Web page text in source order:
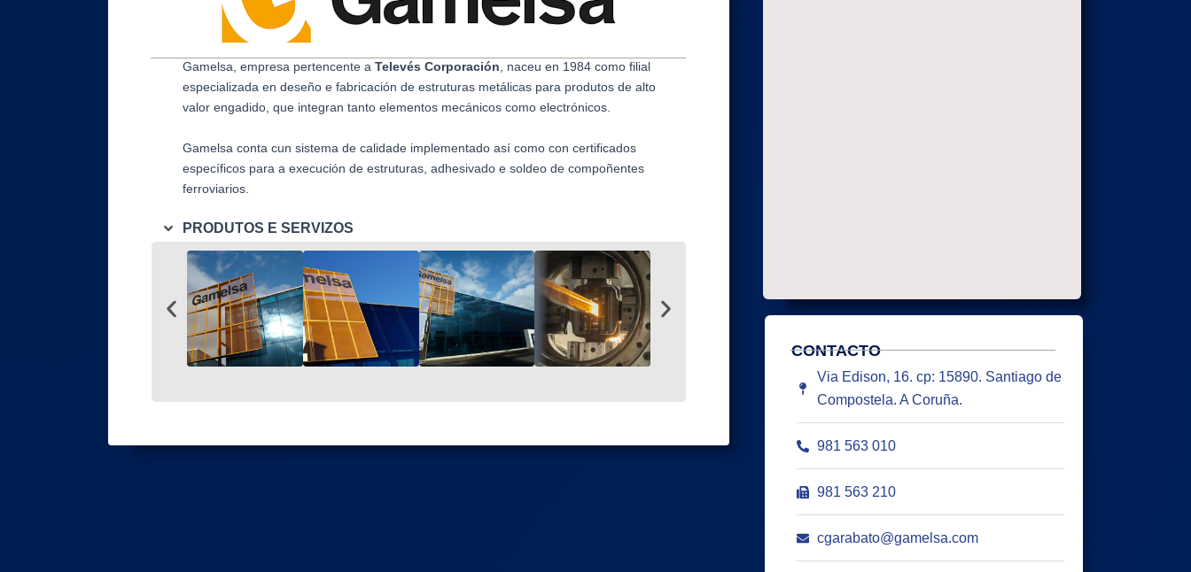
Gamelsa, empresa pertencente a Televés Corporación, naceu en 1984 como filial
especializada en deseño e fabricación de estruturas metálicas para produtos de alto
valor engadido, que integran tanto elementos mecánicos como electrónicos.
Gamelsa conta cun sistema de calidade implementado así como con certificados
específicos para a execución de estruturas, adhesivado e soldeo de compoñentes
ferroviarios.
PRODUTOS E SERVIZOS
CONTACTO
Via Edison, 16. cp: 15890. Santiago de
Compostela. A Coruña.
981 563 010
981 563 210
cgarabato@gamelsa.com